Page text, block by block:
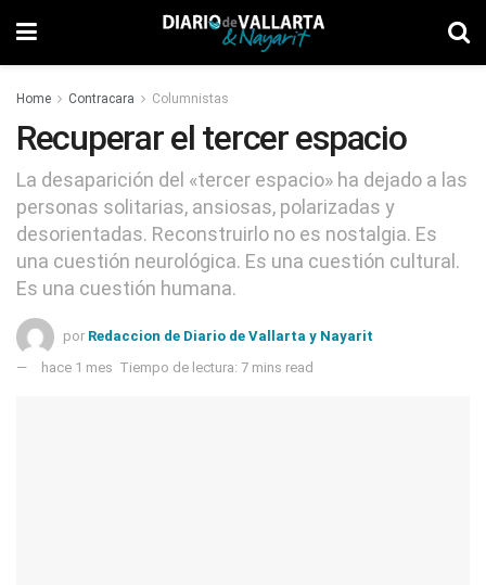
Home Contracara Columnistas
Recuperar el tercer espacio
La desaparición del «tercer espacio» ha dejado a las
personas solitarias, ansiosas, polarizadas y
desorientadas. Reconstruirlo no es nostalgia. Es
una cuestión neurológica. Es una cuestión cultural.
Es una cuestión humana.
por Redaccion de Diario de Vallarta y Nayarit
hace 1 mes Tiempo de lectura: 7 mins read